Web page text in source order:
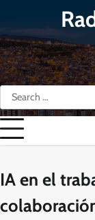
content
Search
for:
IA en el